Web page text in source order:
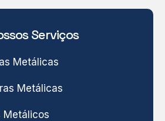
Serviços
Metálicas
Metálicas
Metálicos